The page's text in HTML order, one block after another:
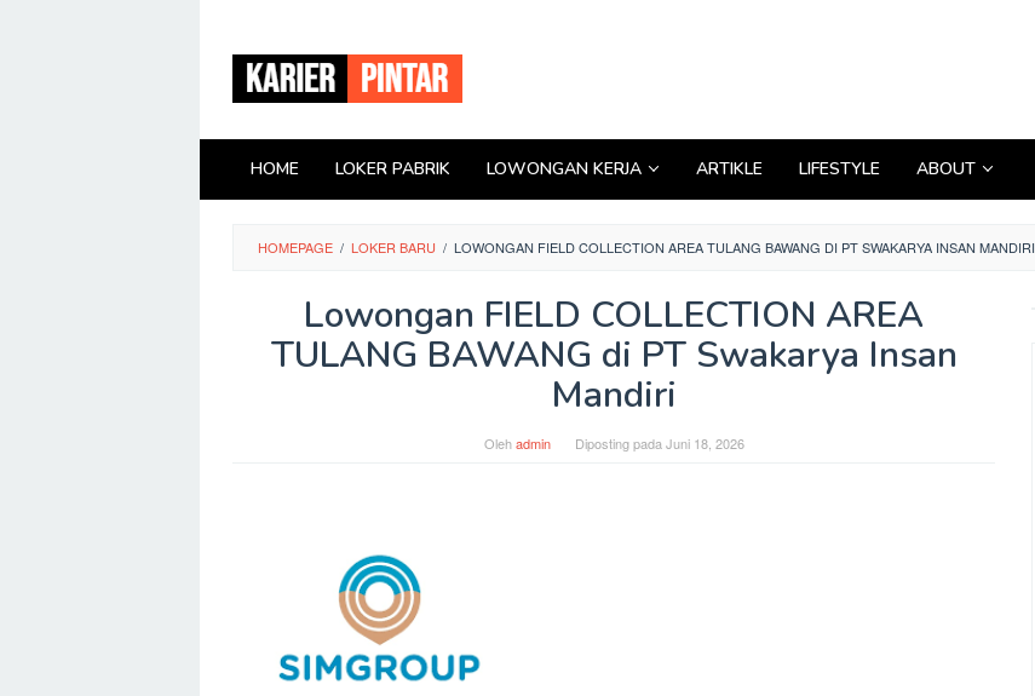
konten
HOME LOKER PABRIK LOWONGAN KERJA ARTIKLE LIFESTYLE ABOUT
HOMEPAGE / LOKER BARU / LOWONGAN FIELD COLLECTION AREA TULANG BAWANG DI PT SWAKARYA INSAN MANDIRI
Lowongan FIELD COLLECTION AREA
TULANG BAWANG di PT Swakarya Insan
Mandiri
Olehadmin Diposting pada Juni 18, 2026